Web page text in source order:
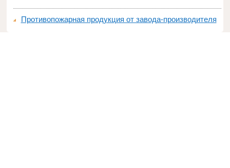
Противопожарная продукция от завода-производителя